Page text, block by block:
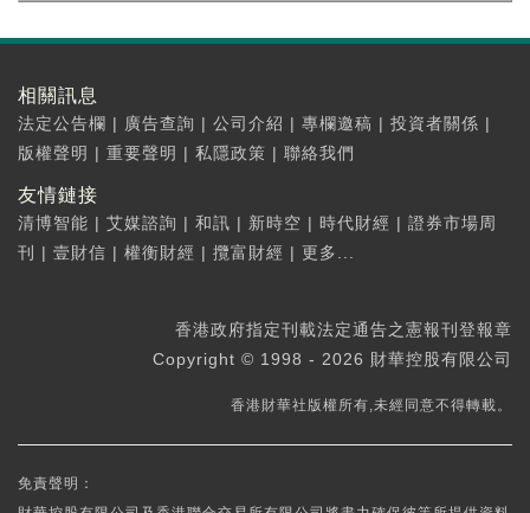
相關訊息
法定公告欄 | 廣告查詢 | 公司介紹 | 專欄邀稿 | 投資者關係 |
版權聲明 | 重要聲明 | 私隱政策 | 聯絡我們
友情鏈接
清博智能 | 艾媒諮詢 | 和訊 | 新時空 | 時代財經 | 證券市場周
刊
| 壹財信 | 權衡財經 | 攬富財經 | 更多...
香港政府指定刊載法定通告之憲報刊登報章
Copyright © 1998 - 2026 財華控股有限公司
香港財華社版權所有,未經同意不得轉載。
免責聲明：